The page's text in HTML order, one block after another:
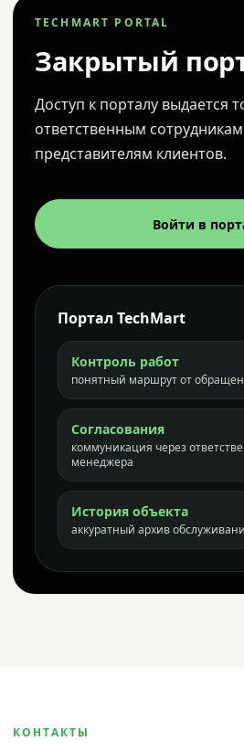
TECHMART PORTAL
Закрытый
Доступ к порталу выдается
ответственным
представителям клиентов.
Войти в
Портал TechMart
Контроль работ
понятный маршрут от
Согласования
коммуникация через
менеджера
История объекта
аккуратный архив
КОНТАКТЫ